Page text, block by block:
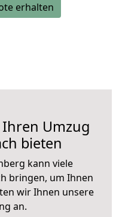
erhalten
Umzug
bieten
kann viele
bringen, um Ihnen
wir Ihnen unsere
an.